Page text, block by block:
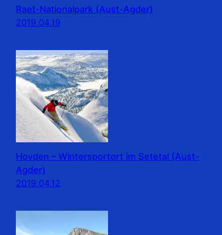
Raet-Nationalpark (Aust-Agder)
2019.04.19
Hovden – Wintersportort im Setetal (Aust-
Agder)
2019.04.12